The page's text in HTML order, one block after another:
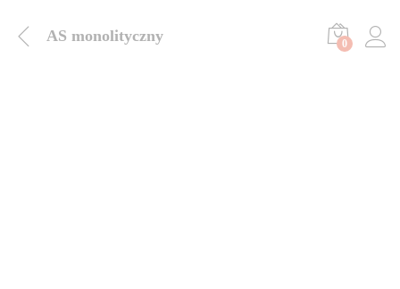
AS monolityczny 0